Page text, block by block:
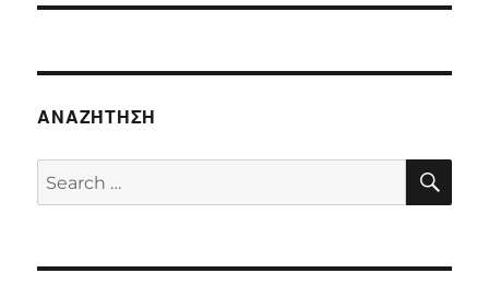
ΑΝΑΖΉΤΗΣΗ
Search
for: